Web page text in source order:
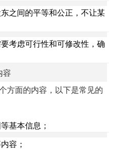
之间的平等和公正，不让某
考虑可行性和可修改性，确
容
方面的内容，以下是常见的
基本信息；
容；